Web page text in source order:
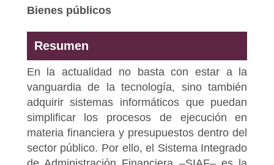
Bienes públicos
Resumen
En la actualidad no basta con estar a la
vanguardia de la tecnología, sino también
adquirir sistemas informáticos que puedan
simplificar los procesos de ejecución en
materia financiera y presupuestos dentro del
sector público. Por ello, el Sistema Integrado